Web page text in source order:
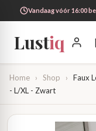
Vandaag vóór 16:00
Lustiq
Home › Shop ›
Faux
- L/XL - Zwart